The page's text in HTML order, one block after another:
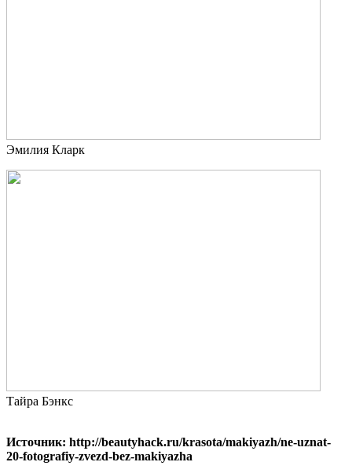
Эмилия Кларк
Тайра Бэнкс
Источник: http://beautyhack.ru/krasota/makiyazh/ne-uznat-
20-fotografiy-zvezd-bez-makiyazha